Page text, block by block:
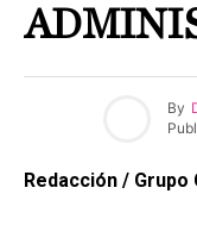
By
Redacción / Grupo